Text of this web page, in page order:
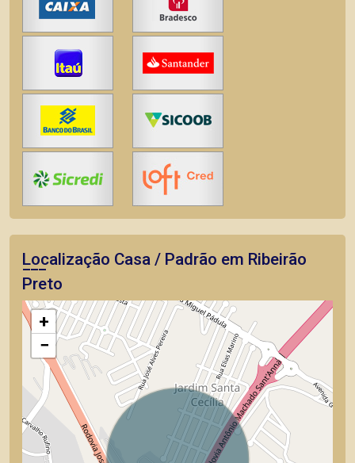
Localização Casa / Padrão em Ribeirão
Preto
+
−